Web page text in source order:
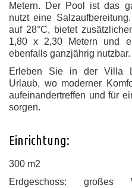
Metern. Der Pool ist das
nutzt eine
auf 28°C, bietet
1,80 x 2,30 Metern und
ebenfalls ganzjährig nutzbar.
Erleben Sie in der Villa
Urlaub, wo moderner
aufeinandertreffen und für
sorgen.
Einrichtung:
300 m2
Erdgeschoss: großes